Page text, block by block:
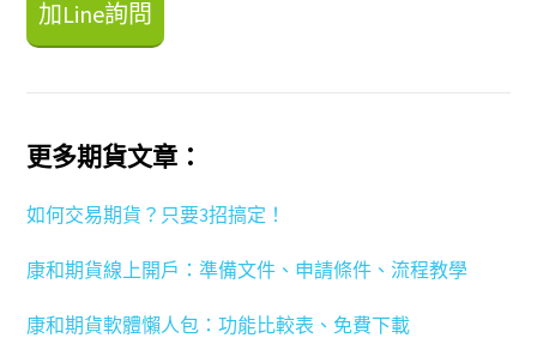
加Line詢問
更多期貨文章：
如何交易期貨？只要3招搞定！
康和期貨線上開戶：準備文件、申請條件、流程教學
康和期貨軟體懶人包：功能比較表、免費下載